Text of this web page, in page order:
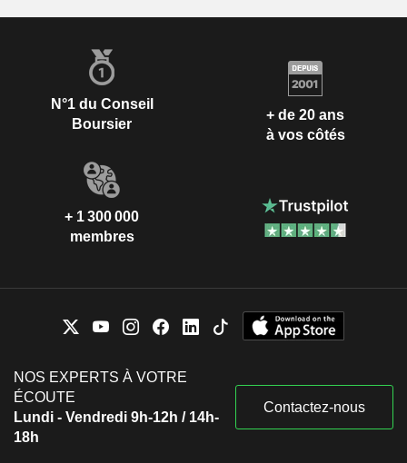
N°1 du Conseil
Boursier
+ de 20 ans
à vos côtés
+ 1 300 000
membres
NOS EXPERTS À VOTRE
ÉCOUTE
Lundi - Vendredi 9h-12h / 14h-
18h
Contactez-nous